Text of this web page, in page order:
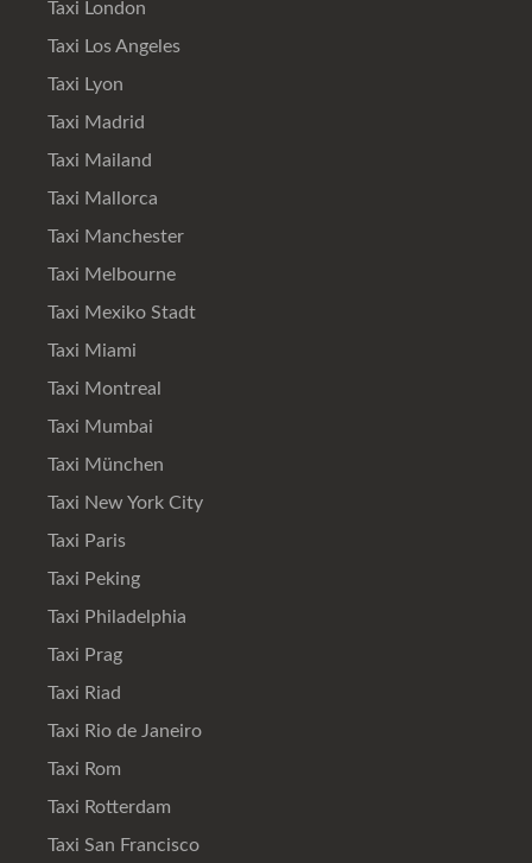
Taxi London
Taxi Los Angeles
Taxi Lyon
Taxi Madrid
Taxi Mailand
Taxi Mallorca
Taxi Manchester
Taxi Melbourne
Taxi Mexiko Stadt
Taxi Miami
Taxi Montreal
Taxi Mumbai
Taxi München
Taxi New York City
Taxi Paris
Taxi Peking
Taxi Philadelphia
Taxi Prag
Taxi Riad
Taxi Rio de Janeiro
Taxi Rom
Taxi Rotterdam
Taxi San Francisco